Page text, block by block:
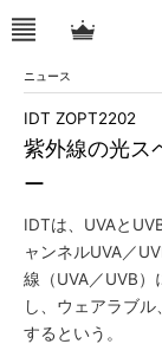
ニュース
紫外線の光ス
ー
IDT ZOPT2202
IDTは、UVAと
ャンネルUVA／
線（UVA／UVB
し、ウェアラブ
するという。